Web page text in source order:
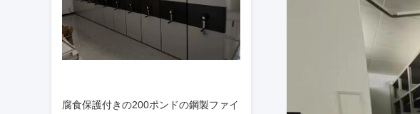
腐食保護付きの200ポンドの鋼製ファイ